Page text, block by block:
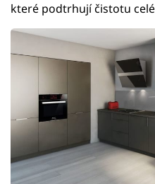
které podtrhují čistotu